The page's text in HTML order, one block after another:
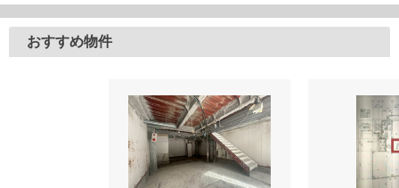
おすすめ物件